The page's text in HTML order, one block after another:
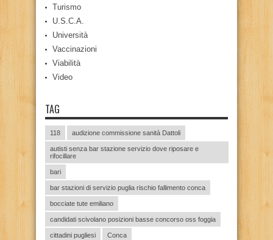
Turismo
U.S.C.A.
Università
Vaccinazioni
Viabilità
Video
TAG
118 audizione commissione sanità Dattoli
autisti senza bar stazione servizio dove riposare e
rifocillare
bari
bar stazioni di servizio puglia rischio fallimento conca
bocciate tute emiliano
candidati scivolano posizioni basse concorso oss foggia
cittadini pugliesi Conca